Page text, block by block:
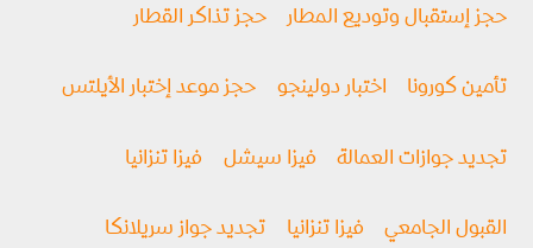
حجز إستقبال وتوديع المطار حجز تذاكر القطار
تأمين كورونا اختبار دولينجو حجز موعد إختبار الأيلتس
تجديد جوازات العمالة فيزا سيشل فيزا تنزانيا
القبول الجامعي فيزا تنزانيا تجديد جواز سريلانكا